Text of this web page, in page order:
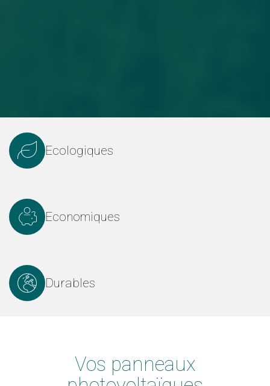
Ecologiques
Economiques
Durables
Vos panneaux